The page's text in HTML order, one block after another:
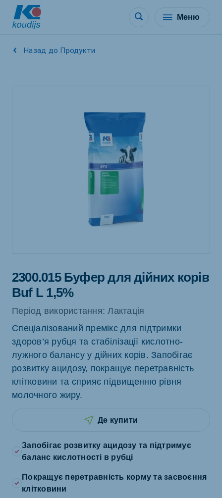
Меню
Назад до Продукти
2300.015 Буфер для дійних корів
Buf L 1,5%
Період використання: Лактація
Спеціалізований премікс для підтримки
здоров’я рубця та стабілізації кислотно-
лужного балансу у дійних корів. Запобігає
розвитку ацидозу, покращує перетравність
клітковини та сприяє підвищенню рівня
молочного жиру.
Де купити
Запобігає розвитку ацидозу та підтримує
баланс кислотності в рубці
Покращує перетравність корму та засвоєння
клітковини